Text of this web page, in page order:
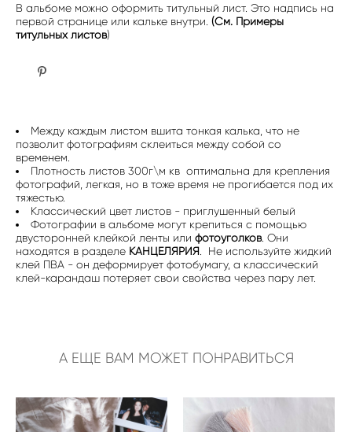
В альбоме можно оформить титульный лист. Это надпись на
первой странице или кальке внутри. (См. Примеры
титульных листов)
Между каждым листом вшита тонкая калька, что не
позволит фотографиям склеиться между собой со
временем.
Плотность листов 300г\м кв оптимальна для крепления
фотографий, легкая, но в тоже время не прогибается под их
тяжестью.
Классический цвет листов - приглушенный белый
Фотографии в альбоме могут крепиться с помощью
двусторонней клейкой ленты или фотоуголков. Они
находятся в разделе КАНЦЕЛЯРИЯ. Не используйте жидкий
клей ПВА - он деформирует фотобумагу, а классический
клей-карандаш потеряет свои свойства через пару лет.
А ЕЩЕ ВАМ МОЖЕТ ПОНРАВИТЬСЯ